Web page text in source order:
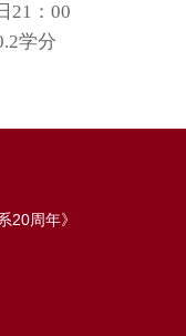
21：00
学分
20周年》